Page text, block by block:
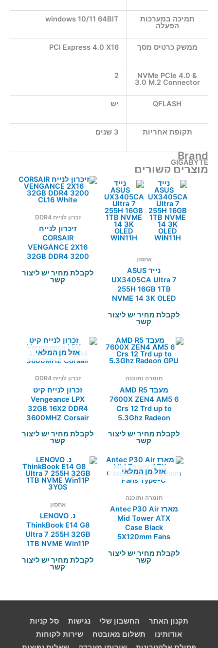
תמיכה במערכות
הפעלה
windows 10/11 64BIT
ממשק כרטיס מסך PCI Express 4.0 X16
NVMe PCIe 4.0 &
3.0 M.2 Connector
2
QFLASH יש
תקופת אחריות 3 שנים
Brand
GIGABYTE
מוצרים קשורים
אחסון
נייד ASUS
UX3405CA Ultra 7
255H 16GB 1TB
NVME 14 3K OLED
לקבלת מחיר יש ליצור
קשר
זכרון לנייח DDR4
זיכרון לנייח
CORSAIR
VENGANCE 2X16
32GB DDR4 3200
לקבלת מחיר יש ליצור
קשר
חומרה ותוכנה
מעבד AMD R5
7600X ZEN4 AM5 6
Crs 12 Trd up to
5.3Ghz Radeon
לקבלת מחיר יש ליצור
קשר
אזל מן המלאי
זכרון לנייח DDR4
זכרון לנייח קיט
Vengeance LPX
32GB 16X2 DDR4
3600MHZ Corsair
לקבלת מחיר יש ליצור
קשר
אזל מן המלאי
חומרה ותוכנה
מארז Antec P30 Air
Mid Tower ATX
Case Black
5X120mm Fans
לקבלת מחיר יש ליצור
קשר
אחסון
נ. LENOVO
ThinkBook E14 G8
Ultra 7 255H 32GB
1TB NVME Win11P
לקבלת מחיר יש ליצור
קשר
תקנון האתר החשבון שלי נגישות
סל קניות
אודותינו
תשלום מאובטח
שירות לקוחות